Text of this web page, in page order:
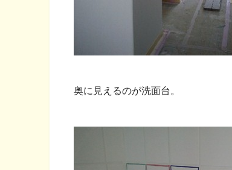
奥に見えるのが洗面台。